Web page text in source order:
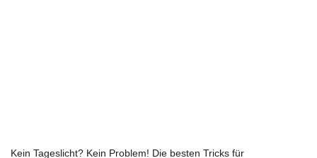
Kein Tageslicht? Kein Problem! Die besten Tricks für